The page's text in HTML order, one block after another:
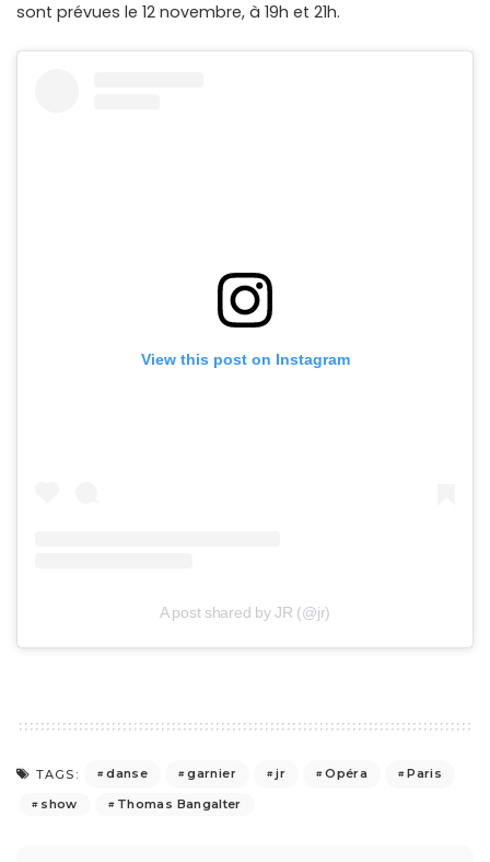
sont prévues le 12 novembre, à 19h et 21h.
View this post on Instagram
A post shared by JR (@jr)
TAGS: danse garnier jr Opéra
Paris
show
Thomas Bangalter